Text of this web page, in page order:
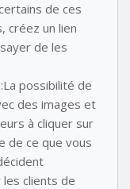
de ces
créez un lien
de les
possibilité de
des images et
à cliquer sur
de ce que vous
les clients de